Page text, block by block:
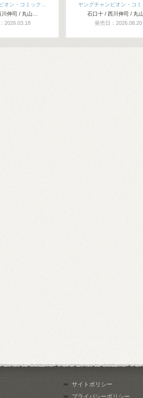
オン・コミック…
伸司 / 丸山…
2026.03.18
ヤングチャンピオン・コミ
石口十 / 西川伸司 / 丸
発売日：2026.08.20
サイトポリシー
プライバシーポリシー